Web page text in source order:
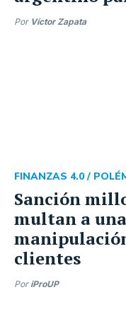
Por Víctor Zapata
Sanción
multan a
clientes
FINANZAS 4.0 /
Por iProUP